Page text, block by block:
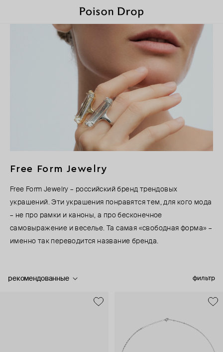
Free Form Jewelry
Free Form Jewelry – российский бренд трендовых
украшений. Эти украшения понравятся тем, для кого мода
– не про рамки и каноны, а про бесконечное
самовыражение и веселье. Та самая «свободная форма» –
именно так переводится название бренда.
фильтр
рекомендованные